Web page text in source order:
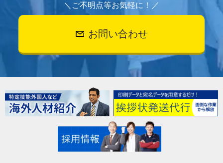
＼ご不明点等お気軽に！／
お問い合わせ